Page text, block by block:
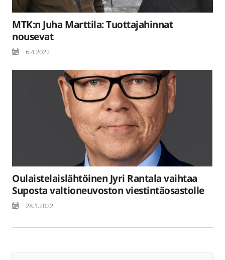
MTK:n Juha Marttila: Tuottajahinnat
nousevat
6.4.2022
Oulaistelaislähtöinen Jyri Rantala vaihtaa
Suposta valtioneuvoston viestintäosastolle
28.1.2022